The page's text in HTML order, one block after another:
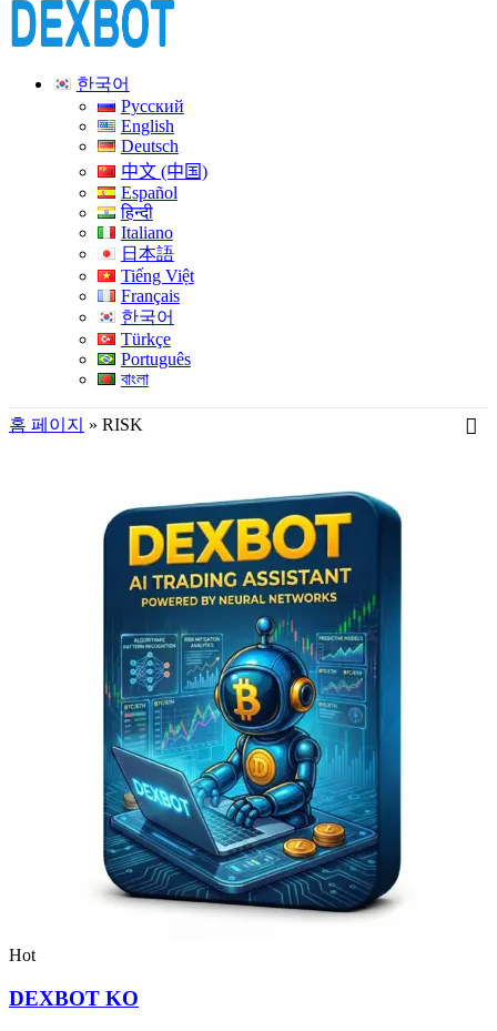
한국어
Русский
English
Deutsch
中文 (中国)
Español
हिन्दी
Italiano
日本語
Tiếng Việt
Français
한국어
Türkçe
Português
বাংলা
홈 페이지 » RISK
Hot
DEXBOT KO